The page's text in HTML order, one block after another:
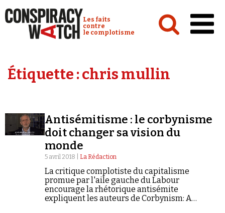
Conspiracy Watch :
Les faits
contre
le complotisme
Analyses
Vidéos
Émissions
Revues de presse
Étiquette :chris mullin
Antisémitisme : le corbynisme
doit changer sa vision du
monde
5 avril 2018 | La Rédaction
La critique complotiste du capitalisme
promue par l'aile gauche du Labour
encourage la rhétorique antisémite
expliquent les auteurs de Corbynism: A